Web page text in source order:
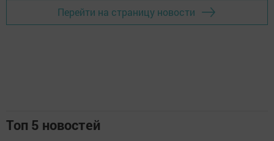
Перейти на страницу новости
Топ 5 новостей